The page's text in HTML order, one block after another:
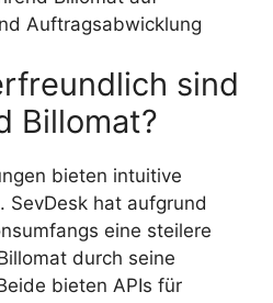
Auftragsabwicklung
sind
Billomat?
bieten intuitive
SevDesk hat aufgrund
eine steilere
durch seine
bieten APIs für